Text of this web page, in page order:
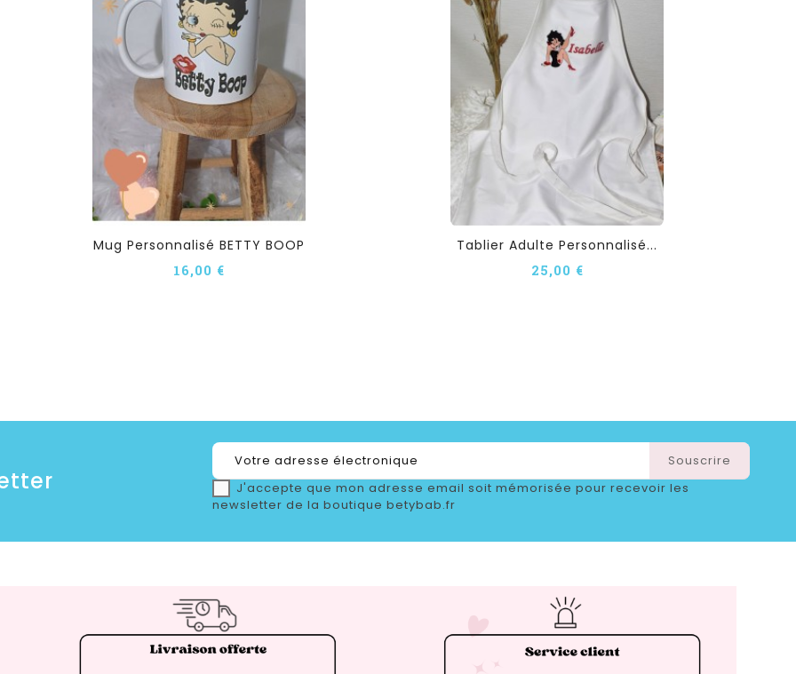
Mug Personnalisé BETTY BOOP
16,00 €
Tablier Adulte Personnalisé...
25,00 €
J'accepte que mon adresse email soit mémorisée pour recevoir les
newsletter de la boutique betybab.fr